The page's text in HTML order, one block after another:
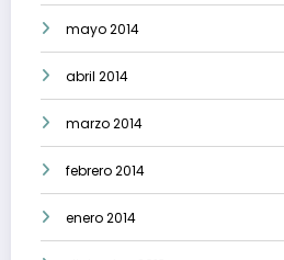
mayo 2014
abril 2014
marzo 2014
febrero 2014
enero 2014